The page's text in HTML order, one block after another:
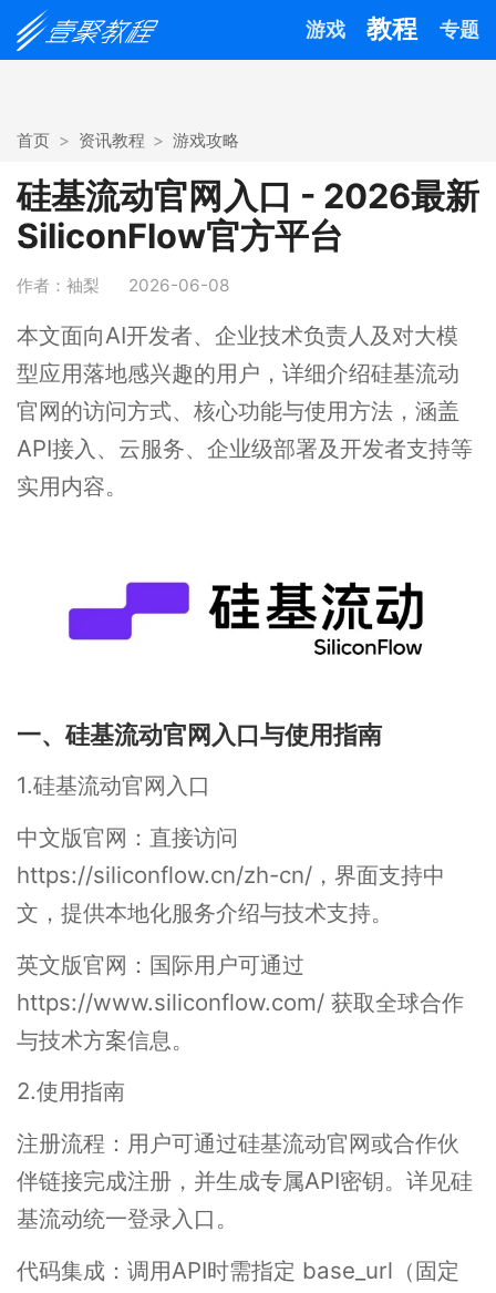
游戏 教程 专题
首页 资讯教程 游戏攻略
硅基流动官网入口 - 2026最新
SiliconFlow官方平台
作者：袖梨 2026-06-08
本文面向AI开发者、企业技术负责人及对大模
型应用落地感兴趣的用户，详细介绍硅基流动
官网的访问方式、核心功能与使用方法，涵盖
API接入、云服务、企业级部署及开发者支持等
实用内容。
一、硅基流动官网入口与使用指南
1.硅基流动官网入口
中文版官网：直接访问
https://siliconflow.cn/zh-cn/，界面支持中
文，提供本地化服务介绍与技术支持。
英文版官网：国际用户可通过
https://www.siliconflow.com/ 获取全球合作
与技术方案信息。
2.使用指南
注册流程：用户可通过硅基流动官网或合作伙
伴链接完成注册，并生成专属API密钥。详见硅
基流动统一登录入口。
代码集成：调用API时需指定 base_url（固定